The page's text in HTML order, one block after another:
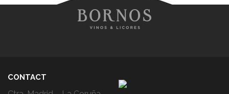
CONTACT